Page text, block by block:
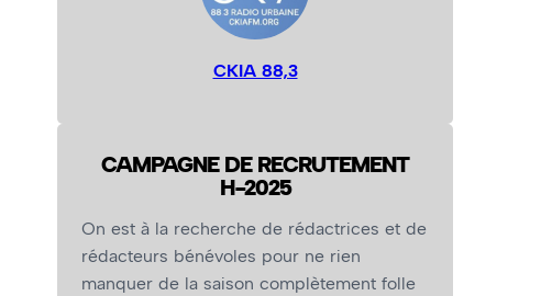
CKIA 88,3
CAMPAGNE DE RECRUTEMENT
H-2025
On est à la recherche de rédactrices et de
rédacteurs bénévoles pour ne rien
manquer de la saison complètement folle